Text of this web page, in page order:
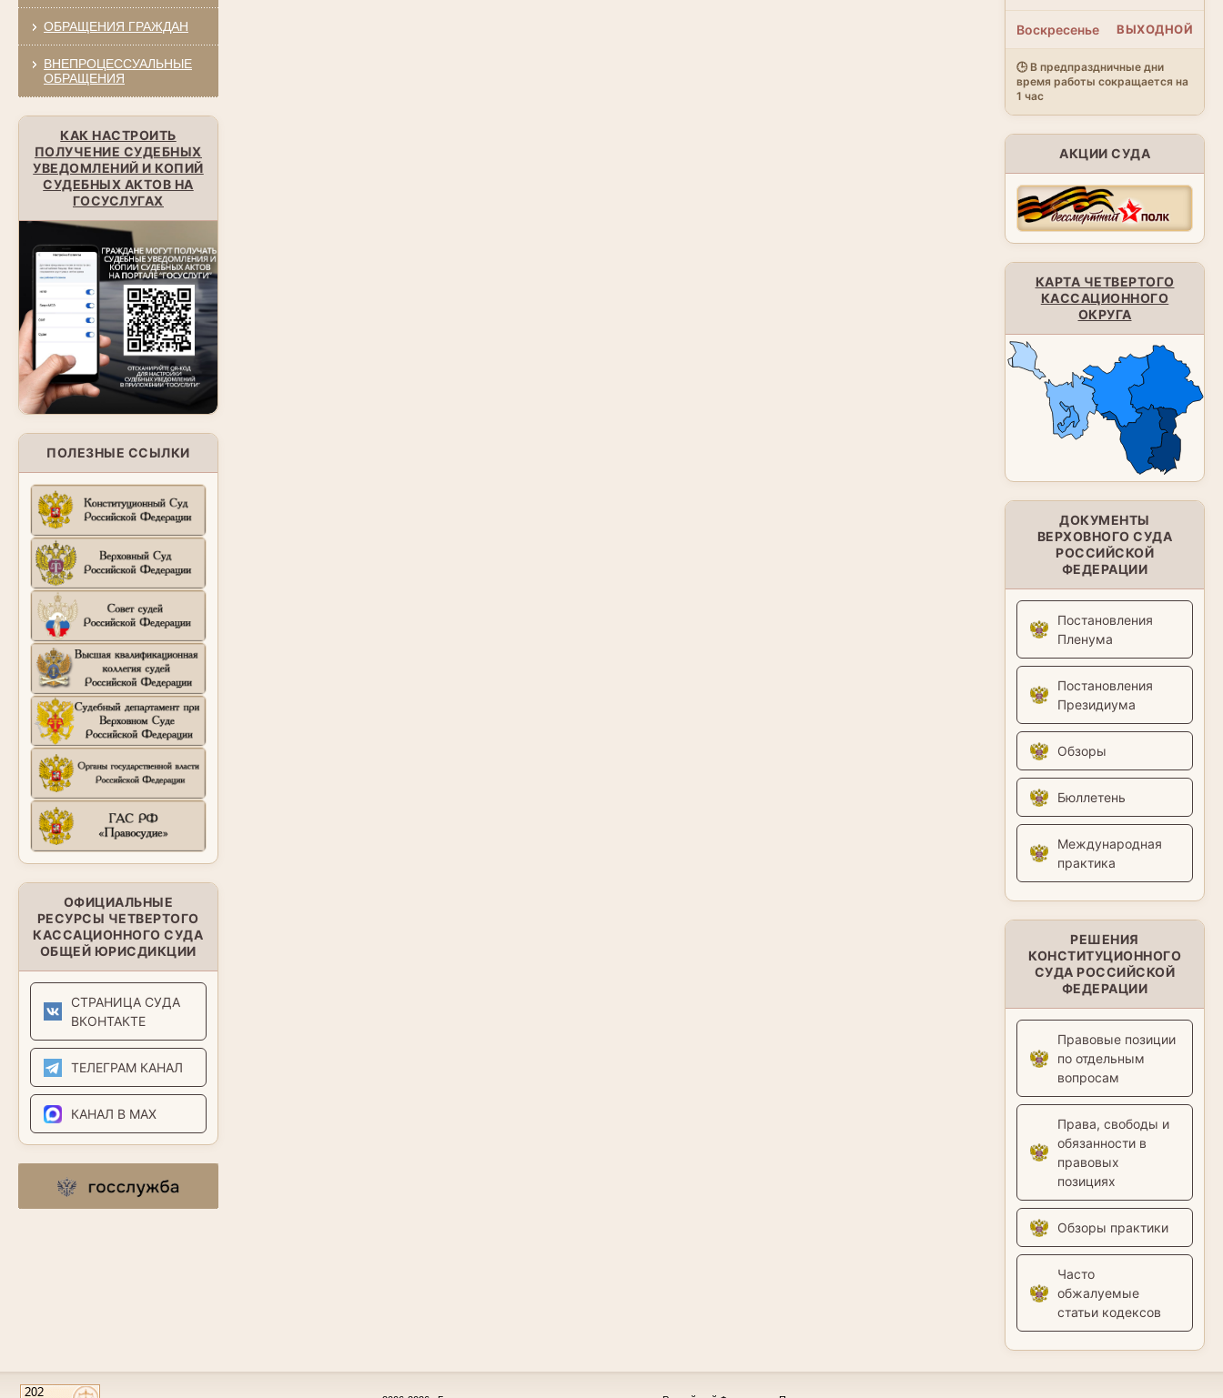
ОБРАЩЕНИЯ ГРАЖДАН
ВНЕПРОЦЕССУАЛЬНЫЕ
ОБРАЩЕНИЯ
КАК НАСТРОИТЬ
ПОЛУЧЕНИЕ СУДЕБНЫХ
УВЕДОМЛЕНИЙ И КОПИЙ
СУДЕБНЫХ АКТОВ НА
ГОСУСЛУГАХ
ПОЛЕЗНЫЕ ССЫЛКИ
ОФИЦИАЛЬНЫЕ
РЕСУРСЫ ЧЕТВЕРТОГО
КАССАЦИОННОГО СУДА
ОБЩЕЙ ЮРИСДИКЦИИ
СТРАНИЦА СУДА
ВКОНТАКТЕ
ТЕЛЕГРАМ КАНАЛ
КАНАЛ В MAX
Воскресенье ВЫХОДНОЙ
🕒 В предпраздничные дни
время работы сокращается на
1 час
АКЦИИ СУДА
КАРТА ЧЕТВЕРТОГО
КАССАЦИОННОГО
ОКРУГА
ДОКУМЕНТЫ
ВЕРХОВНОГО СУДА
РОССИЙСКОЙ
ФЕДЕРАЦИИ
Постановления
Пленума
Постановления
Президиума
Обзоры
Бюллетень
Международная
практика
РЕШЕНИЯ
КОНСТИТУЦИОННОГО
СУДА РОССИЙСКОЙ
ФЕДЕРАЦИИ
Правовые позиции
по отдельным
вопросам
Права, свободы и
обязанности в
правовых
позициях
Обзоры практики
Часто
обжалуемые
статьи кодексов